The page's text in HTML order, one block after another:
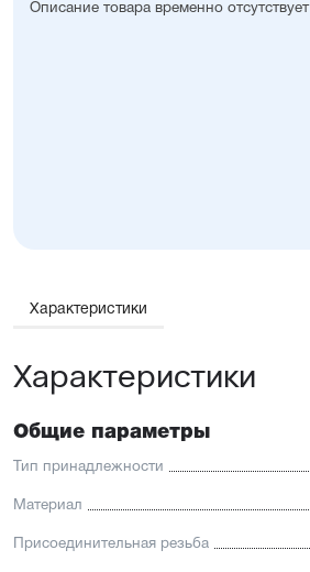
Описание товара временно отсутствует
Характеристики
Характеристики
Общие параметры
Тип принадлежности
Материал
Присоединительная резьба